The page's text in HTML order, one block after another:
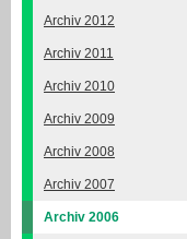
Archiv 2012
Archiv 2011
Archiv 2010
Archiv 2009
Archiv 2008
Archiv 2007
Archiv 2006